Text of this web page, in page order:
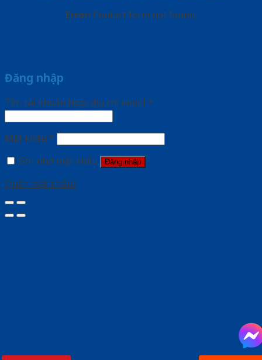
Error: Contact form not found.
Đăng nhập
Tên tài khoản hoặc địa chỉ email *
Mật khẩu *
Ghi nhớ mật khẩu
Đăng nhập
Quên mật khẩu?